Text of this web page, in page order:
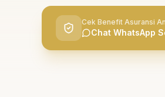
Cek Benefit Asuransi
Chat WhatsApp